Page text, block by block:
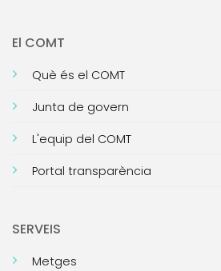
El COMT
Què és el COMT
Junta de govern
L'equip del COMT
Portal transparència
SERVEIS
Metges